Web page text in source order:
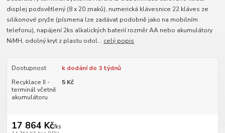
displej podsvětlený (8 x 20 znaků), numerická klávesnice 22 kláves ze
silikonové pryže (písmena lze zadávat podobně jako na mobilním
telefonu), napájení 2ks alkalických baterií rozměr AA nebo akumulátory
NiMH, odolný kryt z plastu odol... celý popis
Dostupnost
k dodání do 3 týdnů
Recyklace II -
terminál včetně
akumulátoru
5 Kč
17 864 Kč/ks